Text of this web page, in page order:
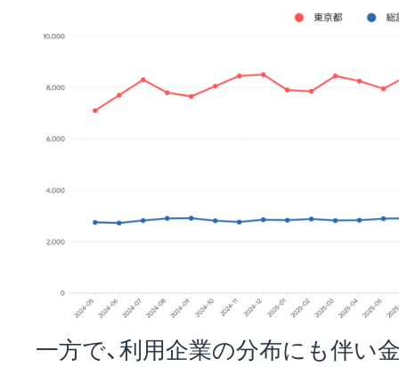
一方で、利用企業の分布にも伴い